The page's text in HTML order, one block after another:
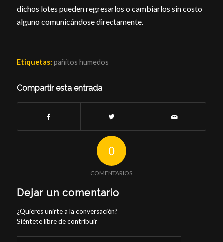
dichos lotes pueden regresarlos o cambiarlos sin costo
alguno comunicándose directamente.
Etiquetas: pañitos humedos
Compartir esta entrada
0
COMENTARIOS
Dejar un comentario
¿Quieres unirte a la conversación?
Siéntete libre de contribuir